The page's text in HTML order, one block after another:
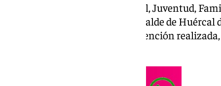
La consejera de Inclusión Social, Juventud,
visitado este jueves, junto al alcalde de
proyecto para conocer la intervención